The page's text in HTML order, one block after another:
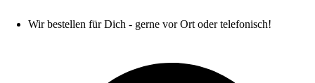
Wir bestellen für Dich - gerne vor Ort oder telefonisch!